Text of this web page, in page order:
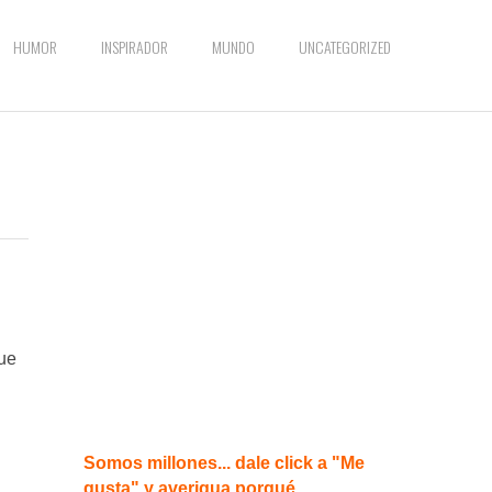
HUMOR INSPIRADOR MUNDO UNCATEGORIZED
Somos millones... dale click a "Me
gusta" y averigua porqué